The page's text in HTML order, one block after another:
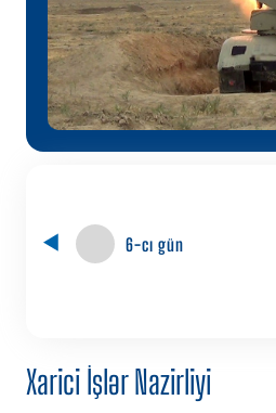
6-cı gün
Xarici İşlər Nazirliyi